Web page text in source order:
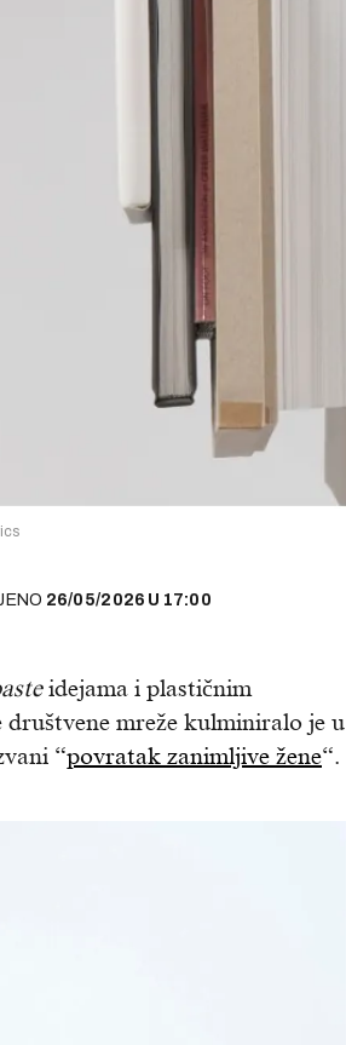
26/05/2026 U 17:00
idejama i plastičnim
društvene mreže kulminiralo je u
“povratak zanimljive žene“.